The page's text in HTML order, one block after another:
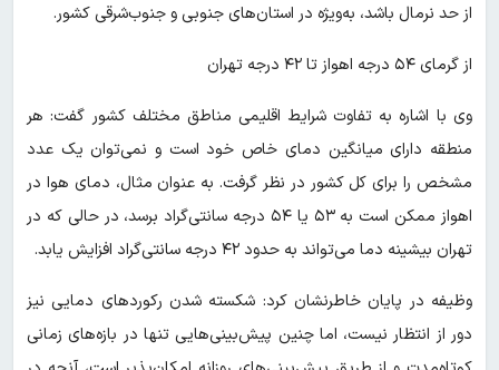
از حد نرمال باشد، به‌ویژه در استان‌های جنوبی و جنوب‌شرقی کشور.
از گرمای ۵۴ درجه اهواز تا ۴۲ درجه تهران
وی با اشاره به تفاوت شرایط اقلیمی مناطق مختلف کشور گفت: هر
منطقه دارای میانگین دمای خاص خود است و نمی‌توان یک عدد
مشخص را برای کل کشور در نظر گرفت. به عنوان مثال، دمای هوا در
اهواز ممکن است به ۵۳ یا ۵۴ درجه سانتی‌گراد برسد، در حالی که در
تهران بیشینه دما می‌تواند به حدود ۴۲ درجه سانتی‌گراد افزایش یابد.
وظیفه در پایان خاطرنشان کرد: شکسته شدن رکوردهای دمایی نیز
دور از انتظار نیست، اما چنین پیش‌بینی‌هایی تنها در بازه‌های زمانی